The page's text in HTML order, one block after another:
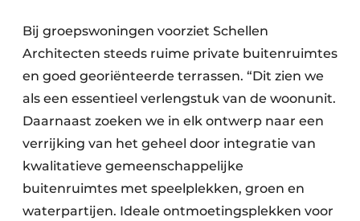
Bij groepswoningen voorziet Schellen
Architecten steeds ruime private buitenruimtes
en goed georiënteerde terrassen. “Dit zien we
als een essentieel verlengstuk van de woonunit.
Daarnaast zoeken we in elk ontwerp naar een
verrijking van het geheel door integratie van
kwalitatieve gemeenschappelijke
buitenruimtes met speelplekken, groen en
waterpartijen. Ideale ontmoetingsplekken voor